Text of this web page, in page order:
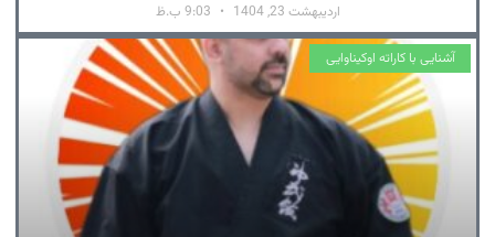
اردیبهشت 23, 1404
آشنایی با کاراته اوکیناوایی